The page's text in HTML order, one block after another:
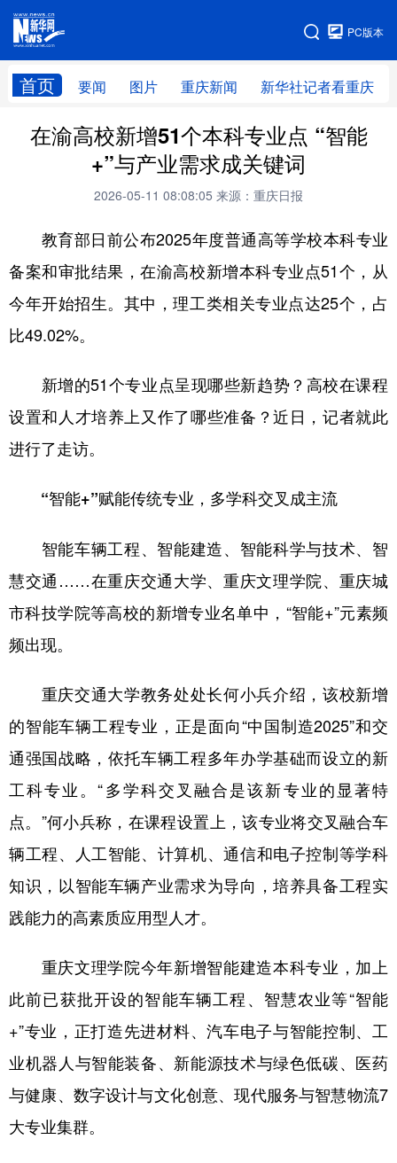
PC版本
首页 要闻 图片 重庆新闻 新华社记者看重庆
网站地图
在渝高校新增51个本科专业点 “智能
+”与产业需求成关键词
2026-05-11 08:08:05 来源：重庆日报
教育部日前公布2025年度普通高等学校本科专业
备案和审批结果，在渝高校新增本科专业点51个，从
今年开始招生。其中，理工类相关专业点达25个，占
比49.02%。
新增的51个专业点呈现哪些新趋势？高校在课程
设置和人才培养上又作了哪些准备？近日，记者就此
进行了走访。
“智能+”赋能传统专业，多学科交叉成主流
智能车辆工程、智能建造、智能科学与技术、智
慧交通……在重庆交通大学、重庆文理学院、重庆城
市科技学院等高校的新增专业名单中，“智能+”元素频
频出现。
重庆交通大学教务处处长何小兵介绍，该校新增
的智能车辆工程专业，正是面向“中国制造2025”和交
通强国战略，依托车辆工程多年办学基础而设立的新
工科专业。“多学科交叉融合是该新专业的显著特
点。”何小兵称，在课程设置上，该专业将交叉融合车
辆工程、人工智能、计算机、通信和电子控制等学科
知识，以智能车辆产业需求为导向，培养具备工程实
践能力的高素质应用型人才。
重庆文理学院今年新增智能建造本科专业，加上
此前已获批开设的智能车辆工程、智慧农业等“智能
+”专业，正打造先进材料、汽车电子与智能控制、工
业机器人与智能装备、新能源技术与绿色低碳、医药
与健康、数字设计与文化创意、现代服务与智慧物流7
大专业集群。